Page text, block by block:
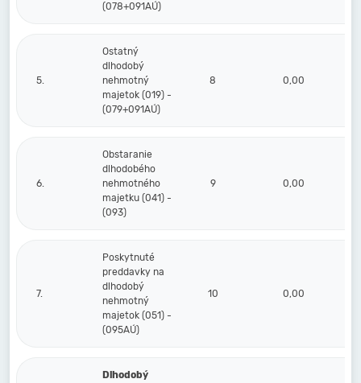
(078+091AÚ)
5.
Ostatný
dlhodobý
nehmotný
majetok (019) -
(079+091AÚ)
8 0,00
6.
Obstaranie
dlhodobého
nehmotného
majetku (041) -
(093)
9 0,00
7.
Poskytnuté
preddavky na
dlhodobý
nehmotný
majetok (051) -
(095AÚ)
10 0,00
Dlhodobý